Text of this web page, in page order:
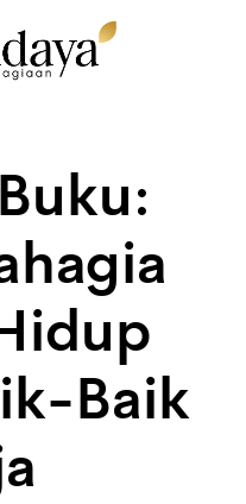
Baik